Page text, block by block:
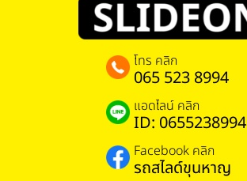
โทร คลิก
065 523 8994
แอดไลน์ คลิก
ID: 0655238994
Facebook คลิก
รถสไลด์ขุนหาญ